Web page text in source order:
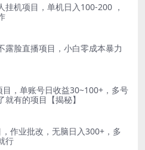
挂机项目，单机日入100-200 ，
露脸直播项目，小白零成本暴力
目，单账号日收益30~100+，多号
就有的项目【揭秘】
作业批改，无脑日入300+，多
行